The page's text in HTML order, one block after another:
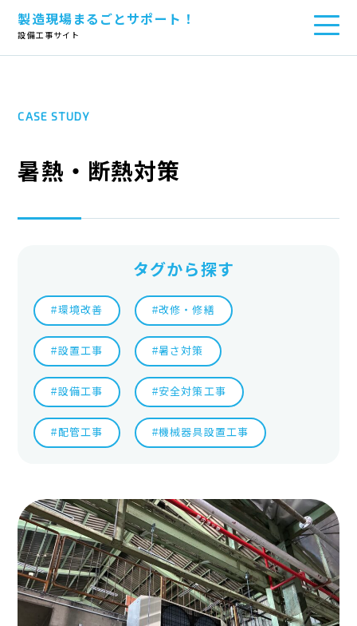
製造現場まるごとサポート！
設備工事サイト
TOP>暑熱・断熱対策
CASE STUDY
暑熱・断熱対策
タグから探す
#環境改善 #改修・修繕
#設置工事 #暑さ対策
#設備工事 #安全対策工事
#配管工事 #機械器具設置工事